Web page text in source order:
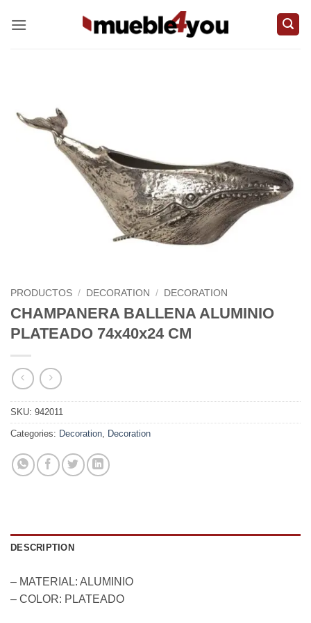
PRODUCTOS / DECORATION / DECORATION
CHAMPANERA BALLENA ALUMINIO
PLATEADO 74x40x24 CM
SKU: 942011
Categories: Decoration, Decoration
DESCRIPTION
– MATERIAL: ALUMINIO
– COLOR: PLATEADO